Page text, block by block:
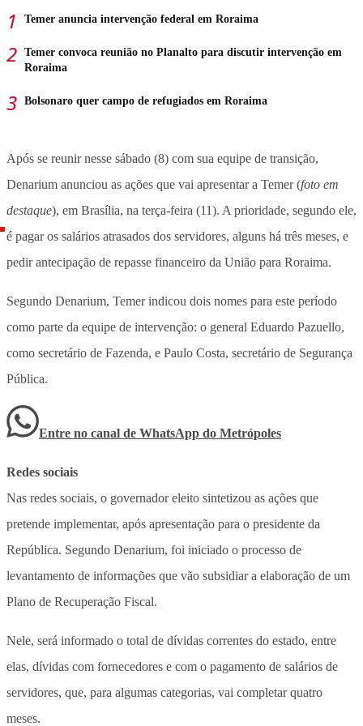
Temer anuncia intervenção federal em Roraima
Temer convoca reunião no Planalto para discutir intervenção em
Roraima
Bolsonaro quer campo de refugiados em Roraima
Após se reunir nesse sábado (8) com sua equipe de transição,
Denarium anunciou as ações que vai apresentar a Temer (foto em
destaque), em Brasília, na terça-feira (11). A prioridade, segundo ele,
é pagar os salários atrasados dos servidores, alguns há três meses, e
pedir antecipação de repasse financeiro da União para Roraima.
Segundo Denarium, Temer indicou dois nomes para este período
como parte da equipe de intervenção: o general Eduardo Pazuello,
como secretário de Fazenda, e Paulo Costa, secretário de Segurança
Pública.
Entre no canal de WhatsApp do Metrópoles
Redes sociais
Nas redes sociais, o governador eleito sintetizou as ações que
pretende implementar, após apresentação para o presidente da
República. Segundo Denarium, foi iniciado o processo de
levantamento de informações que vão subsidiar a elaboração de um
Plano de Recuperação Fiscal.
Nele, será informado o total de dívidas correntes do estado, entre
elas, dívidas com fornecedores e com o pagamento de salários de
servidores, que, para algumas categorias, vai completar quatro
meses.